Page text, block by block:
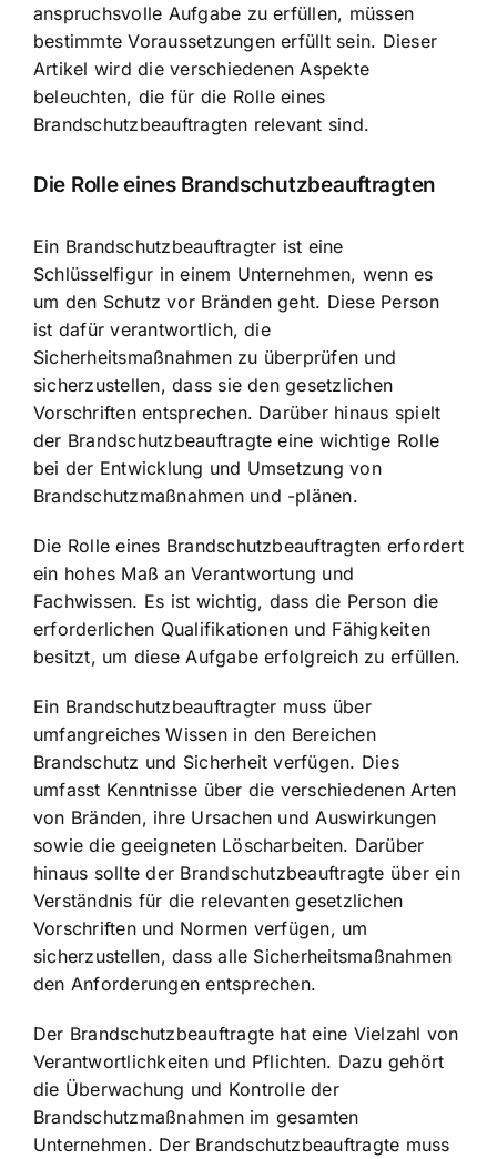
anspruchsvolle Aufgabe zu erfüllen, müssen
bestimmte Voraussetzungen erfüllt sein. Dieser
Artikel wird die verschiedenen Aspekte
beleuchten, die für die Rolle eines
Brandschutzbeauftragten relevant sind.
Die Rolle eines Brandschutzbeauftragten
Ein Brandschutzbeauftragter ist eine
Schlüsselfigur in einem Unternehmen, wenn es
um den Schutz vor Bränden geht. Diese Person
ist dafür verantwortlich, die
Sicherheitsmaßnahmen zu überprüfen und
sicherzustellen, dass sie den gesetzlichen
Vorschriften entsprechen. Darüber hinaus spielt
der Brandschutzbeauftragte eine wichtige Rolle
bei der Entwicklung und Umsetzung von
Brandschutzmaßnahmenund -plänen.
Die Rolle eines Brandschutzbeauftragten erfordert
ein hohes Maß an Verantwortung und
Fachwissen. Es ist wichtig, dass die Person die
erforderlichen Qualifikationen und Fähigkeiten
besitzt, um diese Aufgabe erfolgreich zu erfüllen.
Ein Brandschutzbeauftragter muss über
umfangreiches Wissen in den Bereichen
Brandschutz und Sicherheit verfügen. Dies
umfasst Kenntnisse über die verschiedenen Arten
von Bränden, ihre Ursachen und Auswirkungen
sowie die geeigneten Löscharbeiten. Darüber
hinaus sollte der Brandschutzbeauftragte über ein
Verständnis für die relevanten gesetzlichen
Vorschriften und Normen verfügen, um
sicherzustellen, dass alle Sicherheitsmaßnahmen
den Anforderungen entsprechen.
Der Brandschutzbeauftragte hat eine Vielzahl von
Verantwortlichkeiten und Pflichten. Dazu gehört
die Überwachung und Kontrolle der
Brandschutzmaßnahmen im gesamten
Unternehmen. Der Brandschutzbeauftragte muss